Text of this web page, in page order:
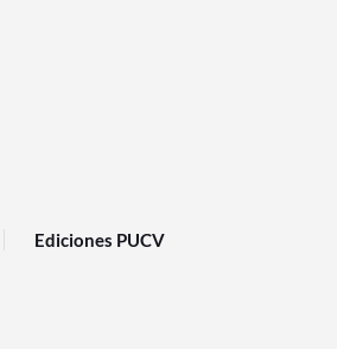
Ediciones PUCV